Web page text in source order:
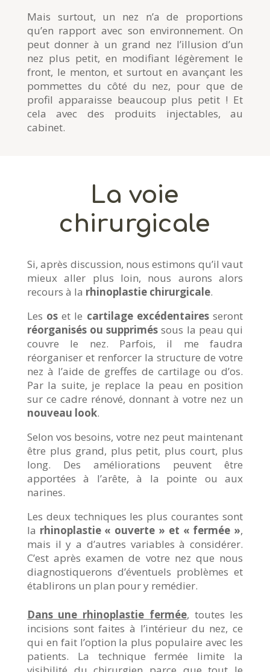
Mais surtout, un nez n’a de proportions
qu’en rapport avec son environnement. On
peut donner à un grand nez l’illusion d’un
nez plus petit, en modifiant légèrement le
front, le menton, et surtout en avançant les
pommettes du côté du nez, pour que de
profil apparaisse beaucoup plus petit ! Et
cela avec des produits injectables, au
cabinet.
La voie
chirurgicale
Si, après discussion, nous estimons qu’il vaut
mieux aller plus loin, nous aurons alors
recours à la rhinoplastie chirurgicale.
Les os et le cartilage excédentairesseront
réorganisés ou supprimés sous la peau qui
couvre le nez. Parfois, il me faudra
réorganiser et renforcer la structure de votre
nez à l’aide de greffes de cartilage ou d’os.
Par la suite, je replace la peau en position
sur ce cadre rénové, donnant à votre nez un
nouveau look.
Selon vos besoins, votre nez peut maintenant
être plus grand, plus petit, plus court, plus
long. Des améliorations peuvent être
apportées à l’arête, à la pointe ou aux
narines.
Les deux techniques les plus courantes sont
la rhinoplastie « ouverte » et « fermée »,
mais il y a d’autres variables à considérer.
C’est après examen de votre nez que nous
diagnostiquerons d’éventuels problèmes et
établirons un plan pour y remédier.
Dans une rhinoplastie fermée, toutes les
incisions sont faites à l’intérieur du nez, ce
qui en fait l’option la plus populaire avec les
patients. La technique fermée limite la